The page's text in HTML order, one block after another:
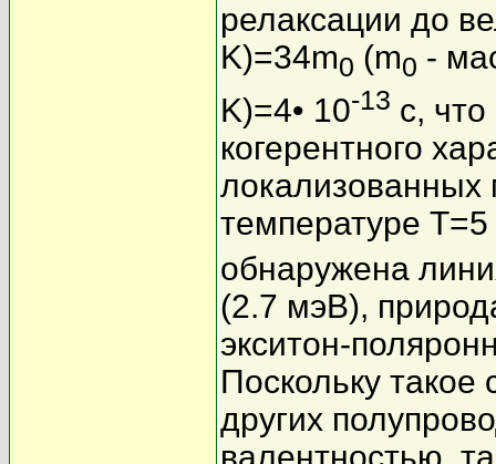
релаксации до
K)=34m0 (m0 -
K)=4• 10-13 с,
когерентного
температуре
обнаружена
(2.7 мэВ),
экситон-
Поскольку
других
валентностью,